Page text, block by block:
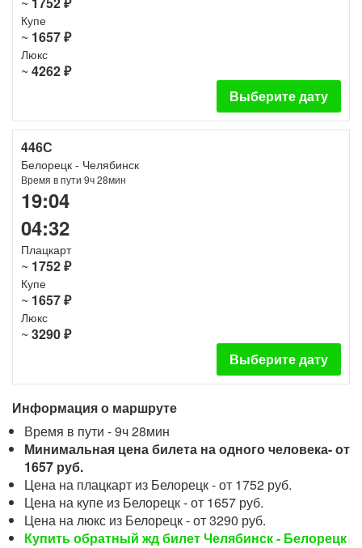
Купе
~ 1657 ₽
Люкс
~ 4262 ₽
Выберите дату
446С
Белорецк - Челябинск
Время в пути 9ч 28мин
19:04
04:32
Плацкарт
~ 1752 ₽
Купе
~ 1657 ₽
Люкс
~ 3290 ₽
Выберите дату
Информация о маршруте
Время в пути - 9ч 28мин
Минимальная цена билета на одного человека- от
1657 руб.
Цена на плацкарт из Белорецк - от 1752 руб.
Цена на купе из Белорецк - от 1657 руб.
Цена на люкс из Белорецк - от 3290 руб.
Купить обратный жд билет Челябинск - Белорецк